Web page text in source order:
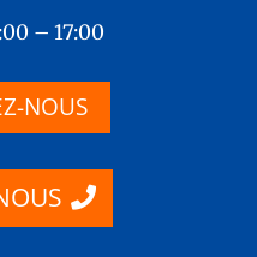
– 17:00
NOUS